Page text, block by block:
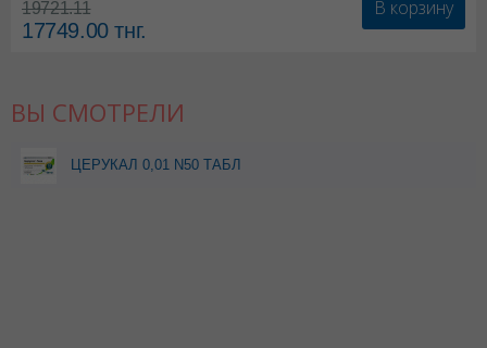
19721.11
17749.00тнг.
В корзину
ВЫ СМОТРЕЛИ
ЦЕРУКАЛ 0,01 N50 ТАБЛ